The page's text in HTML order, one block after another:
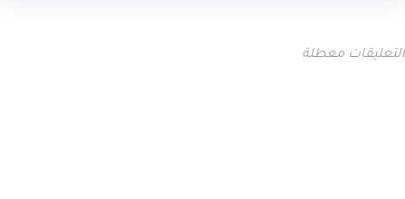
التعليقات معطلة